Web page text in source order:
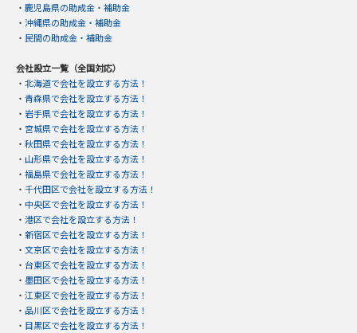
・ 鹿児島県の助成金・補助金
・ 沖縄県の助成金・補助金
・ 民間の助成金・補助金
会社設立一覧（全国対応）
・ 北海道で会社を設立する方法！
・ 青森県で会社を設立する方法！
・ 岩手県で会社を設立する方法！
・ 宮城県で会社を設立する方法！
・ 秋田県で会社を設立する方法！
・ 山形県で会社を設立する方法！
・ 福島県で会社を設立する方法！
・ 千代田区で会社を設立する方法！
・ 中央区で会社を設立する方法！
・ 港区で会社を設立する方法！
・ 新宿区で会社を設立する方法！
・ 文京区で会社を設立する方法！
・ 台東区で会社を設立する方法！
・ 墨田区で会社を設立する方法！
・ 江東区で会社を設立する方法！
・ 品川区で会社を設立する方法！
・ 目黒区で会社を設立する方法！